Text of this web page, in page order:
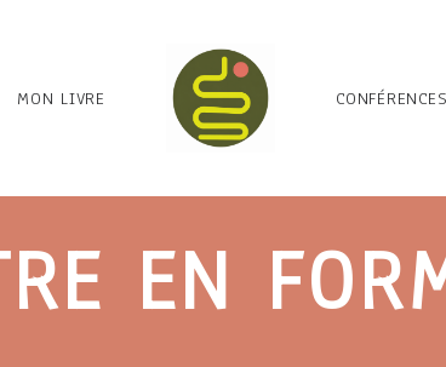
MON LIVRE CONFÉRENCES
EN